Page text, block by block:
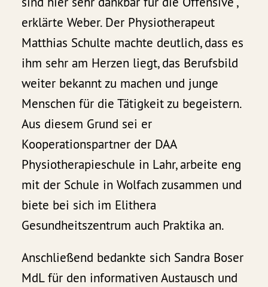
erklärte Weber. Der Physiotherapeut
Matthias Schulte machte deutlich, dass es
ihm sehr am Herzen liegt, das Berufsbild
weiter bekannt zu machen und junge
Menschen für die Tätigkeit zu begeistern.
Aus diesem Grund sei er
Kooperationspartner der DAA
Physiotherapieschule in Lahr, arbeite eng
mit der Schule in Wolfach zusammen und
biete bei sich im Elithera
Gesundheitszentrum auch Praktika an.
Anschließend bedankte sich Sandra Boser
MdL für den informativen Austausch und